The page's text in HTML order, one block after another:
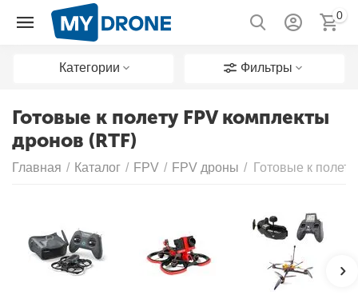
0
Категории Фильтры
Готовые к полету FPV комплекты
дронов (RTF)
Главная / Каталог / FPV / FPV дроны / Готовые к